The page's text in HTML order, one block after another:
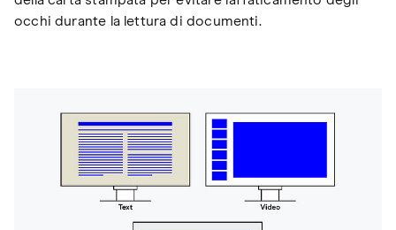
occhi durante la lettura di documenti.